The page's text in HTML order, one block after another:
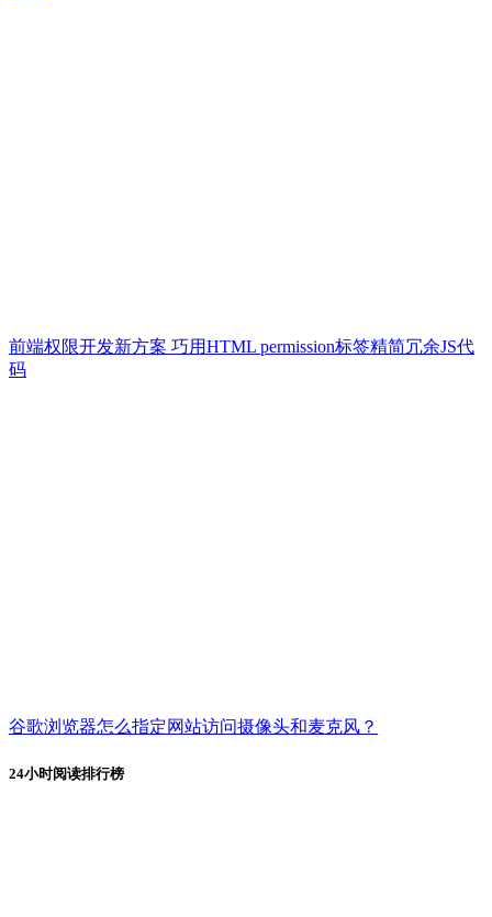
前端权限开发新方案 巧用HTML permission标签精简冗余JS代
码
谷歌浏览器怎么指定网站访问摄像头和麦克风？
24小时阅读排行榜